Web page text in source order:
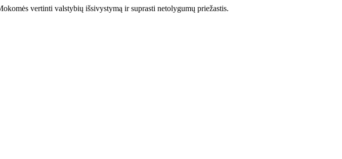
vertinti valstybių išsivystymą ir suprasti netolygumų priežastis.